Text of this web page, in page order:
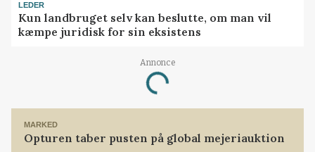
LEDER
Kun landbruget selv kan beslutte, om man vil
kæmpe juridisk for sin eksistens
Annonce
Loading...
MARKED
Opturen taber pusten på global mejeriauktion